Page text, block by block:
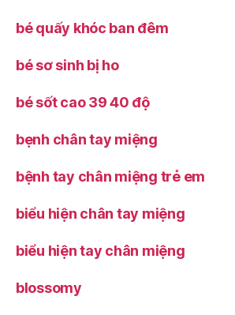
bé quấy khóc ban đêm
bé sơ sinh bị ho
bé sốt cao 39 40 độ
bẹnh chân tay miệng
bệnh tay chân miệng trẻ em
biểu hiện chân tay miệng
biểu hiện tay chân miệng
blossomy